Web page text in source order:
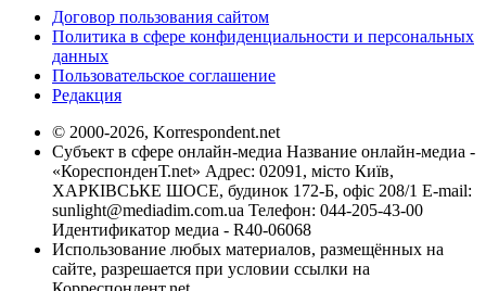
Договор пользования сайтом
Политика в сфере конфиденциальности и персональных
данных
Пользовательское соглашение
Редакция
© 2000-2026, Korrespondent.net
Субъект в сфере онлайн-медиа Название онлайн-медиа -
«КореспонденТ.net» Адрес: 02091, місто Київ,
ХАРКІВСЬКЕ ШОСЕ, будинок 172-Б, офіс 208/1 E-mail:
sunlight@mediadim.com.ua Телефон: 044-205-43-00
Идентификатор медиа - R40-06068
Использование любых материалов, размещённых на
сайте, разрешается при условии ссылки на